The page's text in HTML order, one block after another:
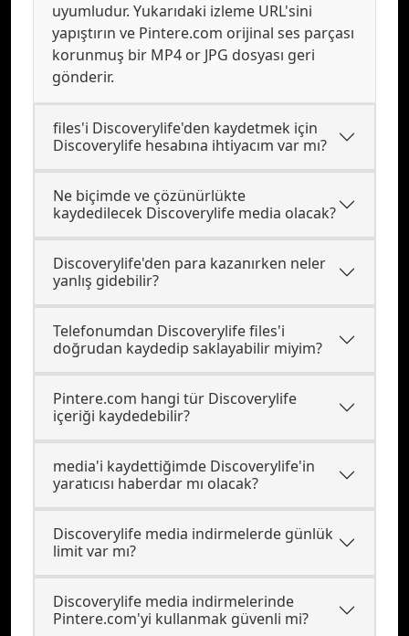
uyumludur. Yukarıdaki izleme URL'sini
yapıştırın ve Pintere.com orijinal ses parçası
korunmuş bir MP4 or JPG dosyası geri
gönderir.
files'i Discoverylife'den kaydetmek için
Discoverylife hesabına ihtiyacım var mı?
Ne biçimde ve çözünürlükte
kaydedilecek Discoverylife media olacak?
Discoverylife'den para kazanırken neler
yanlış gidebilir?
Telefonumdan Discoverylife files'i
doğrudan kaydedip saklayabilir miyim?
Pintere.com hangi tür Discoverylife
içeriği kaydedebilir?
media'i kaydettiğimde Discoverylife'in
yaratıcısı haberdar mı olacak?
Discoverylife media indirmelerde günlük
limit var mı?
Discoverylife media indirmelerinde
Pintere.com'yi kullanmak güvenli mi?